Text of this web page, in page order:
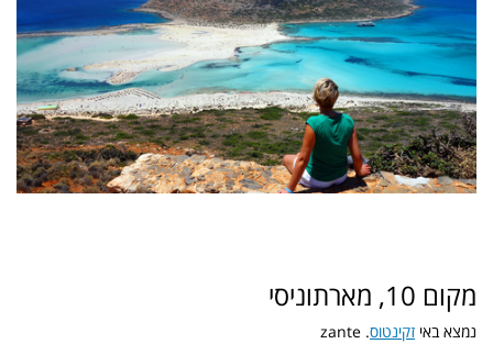
מקום 10, מארתוניסי
נמצא באי זקינטוס. zante